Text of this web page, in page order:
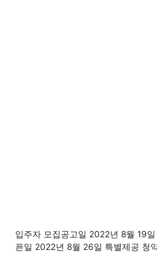
입주자 모집공고일 2022년 8월 19
픈일 2022년 8월 26일 특별제공 청